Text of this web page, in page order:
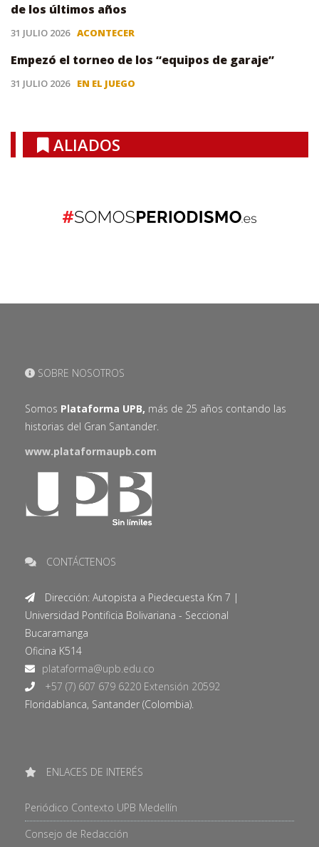
de los últimos años
31 JULIO 2026 ACONTECER
Empezó el torneo de los “equipos de garaje”
31 JULIO 2026 EN EL JUEGO
ALIADOS
SOBRE NOSOTROS
Somos Plataforma UPB, más de 25 años contando las
historias del Gran Santander.
www.plataformaupb.com
CONTÁCTENOS
Dirección: Autopista a Piedecuesta Km 7 |
Universidad Pontificia Bolivariana - Seccional
Bucaramanga
Oficina K514
+57 (7) 607 679 6220 Extensión 20592
Floridablanca, Santander (Colombia).
ENLACES DE INTERÉS
Periódico Contexto UPB Medellín
Consejo de Redacción